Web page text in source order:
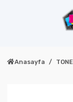
Anasayfa